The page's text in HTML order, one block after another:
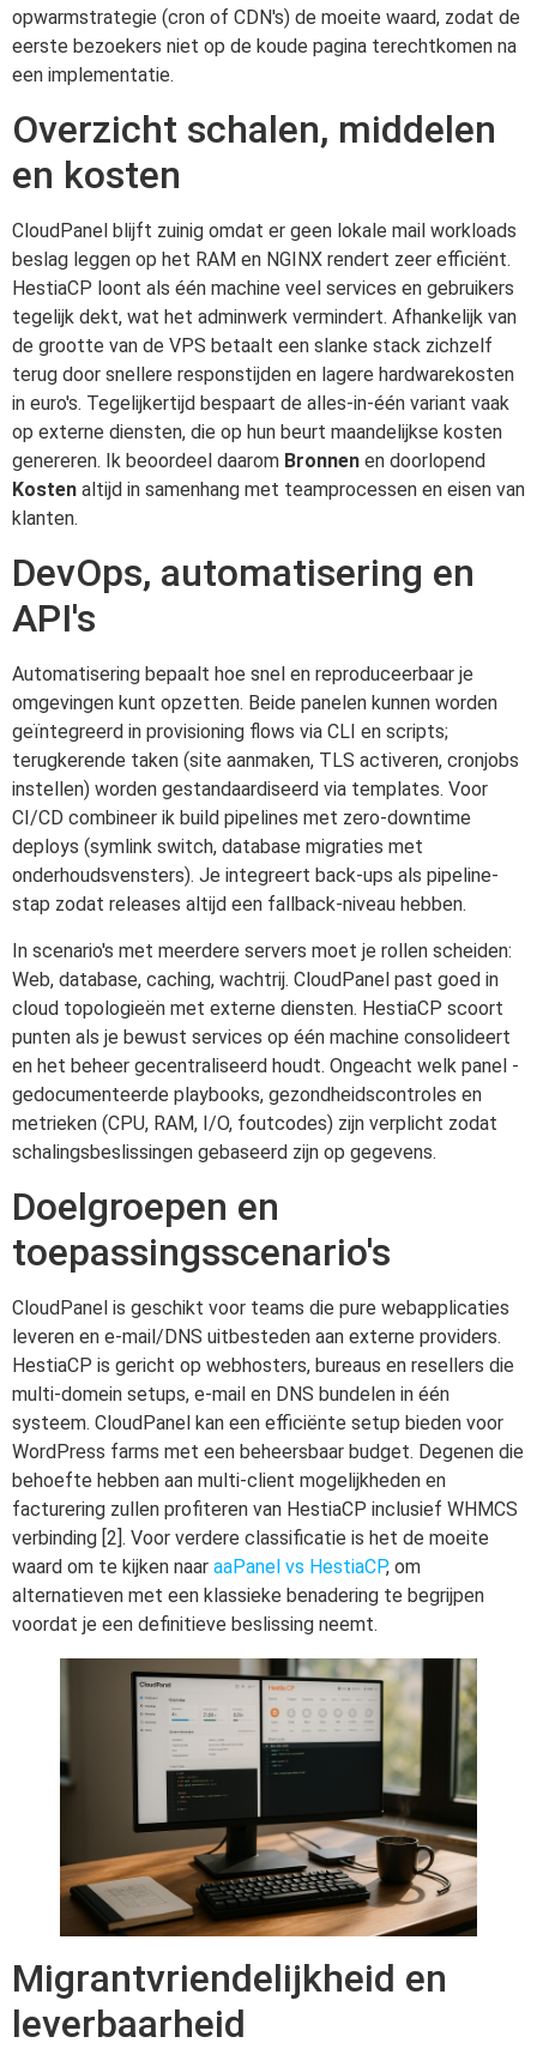
opwarmstrategie (cron of CDN's) de moeite waard, zodat de
eerste bezoekers niet op de koude pagina terechtkomen na
een implementatie.
Overzicht schalen, middelen
en kosten
CloudPanel blijft zuinig omdat er geen lokale mail workloads
beslag leggen op het RAM en NGINX rendert zeer efficiënt.
HestiaCP loont als één machine veel services en gebruikers
tegelijk dekt, wat het adminwerk vermindert. Afhankelijk van
de grootte van de VPS betaalt een slanke stack zichzelf
terug door snellere responstijden en lagere hardwarekosten
in euro's. Tegelijkertijd bespaart de alles-in-één variant vaak
op externe diensten, die op hun beurt maandelijkse kosten
genereren. Ik beoordeel daarom Bronnen en doorlopend
Kosten altijd in samenhang met teamprocessen en eisen van
klanten.
DevOps, automatisering en
API's
Automatisering bepaalt hoe snel en reproduceerbaar je
omgevingen kunt opzetten. Beide panelen kunnen worden
geïntegreerd in provisioning flows via CLI en scripts;
terugkerende taken (site aanmaken, TLS activeren, cronjobs
instellen) worden gestandaardiseerd via templates. Voor
CI/CD combineer ik build pipelines met zero-downtime
deploys (symlink switch, database migraties met
onderhoudsvensters). Je integreert back-ups als pipeline-
stap zodat releases altijd een fallback-niveau hebben.
In scenario's met meerdere servers moet je rollen scheiden:
Web, database, caching, wachtrij. CloudPanel past goed in
cloud topologieën met externe diensten. HestiaCP scoort
punten als je bewust services op één machine consolideert
en het beheer gecentraliseerd houdt. Ongeacht welk panel -
gedocumenteerde playbooks, gezondheidscontroles en
metrieken (CPU, RAM, I/O, foutcodes) zijn verplicht zodat
schalingsbeslissingen gebaseerd zijn op gegevens.
Doelgroepen en
toepassingsscenario's
CloudPanel is geschikt voor teams die pure webapplicaties
leveren en e-mail/DNS uitbesteden aan externe providers.
HestiaCP is gericht op webhosters, bureaus en resellers die
multi-domein setups, e-mail en DNS bundelen in één
systeem. CloudPanel kan een efficiënte setup bieden voor
WordPress farms met een beheersbaar budget. Degenen die
behoefte hebben aan multi-client mogelijkheden en
facturering zullen profiteren van HestiaCP inclusief WHMCS
verbinding [2]. Voor verdere classificatie is het de moeite
waard om te kijken naar aaPanel vs HestiaCP, om
alternatieven met een klassieke benadering te begrijpen
voordat je een definitieve beslissing neemt.
Migrantvriendelijkheid en
leverbaarheid